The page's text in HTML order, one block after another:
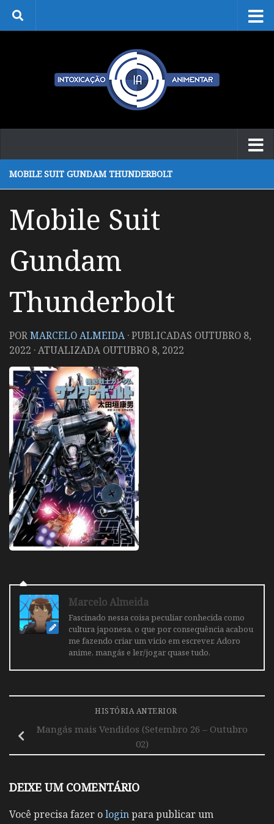
Skip to content
MOBILE SUIT GUNDAM THUNDERBOLT
Mobile Suit
Gundam
Thunderbolt
PORMARCELO ALMEIDA · PUBLICADAS OUTUBRO 8,
2022 · ATUALIZADA OUTUBRO 8, 2022
Marcelo Almeida
Fascinado nessa coisa peculiar conhecida como
cultura japonesa, o que por consequência acabou
me fazendo criar um vicio em escrever. Adoro
anime, mangás e ler/jogar quase tudo.
HISTÓRIA ANTERIOR
Mangás mais Vendidos (Setembro 26 – Outubro
02)
DEIXE UM COMENTÁRIO
Você precisa fazer ologinpara publicar um